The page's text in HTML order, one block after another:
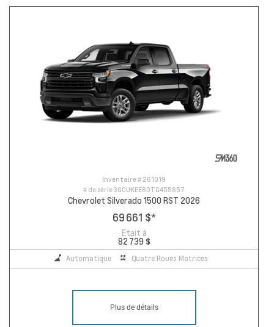
Inventaire # 261019
# de série3GCUKEE80TG455857
Chevrolet Silverado 1500 RST 2026
69 661 $*
Etait à
82 739 $
Automatique Quatre Roues Motrices
Plus de détails